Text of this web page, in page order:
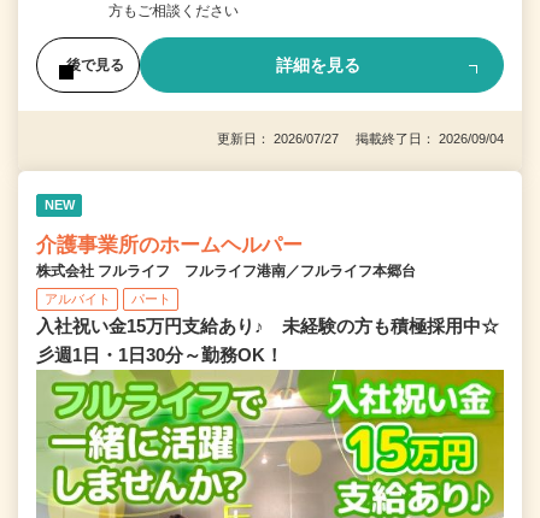
方もご相談ください
後で見る 詳細を見る
更新日： 2026/07/27 掲載終了日： 2026/09/04
NEW
介護事業所のホームヘルパー
株式会社 フルライフ フルライフ港南／フルライフ本郷台
アルバイト パート
入社祝い金15万円支給あり♪ 未経験の方も積極採用中☆
彡週1日・1日30分～勤務OK！